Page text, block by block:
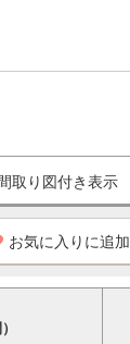
間取り図付き表示
お気に入りに追加